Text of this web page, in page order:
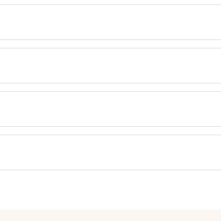
z potrójnym peptydem
Mare zapewnia zmniejsza widoczność zmarszczek oraz
ORYZA SATIVA BRAN OIL, PROPANEDIOL,
11, ACETYL HEXAPEPTIDE-8, ECTOIN, HYALURONIC ACID,
EXTRACT, ENTEROMORPHA COMPRESSA EXTRACT,
ASCOPHYLLUM NODOSUM EXTRACT, CRITHMUM
ROOT FERMENT FILTRATE, TOCOPHEROL, HELIANTHUS
twarzy, szyi i dekoltu.